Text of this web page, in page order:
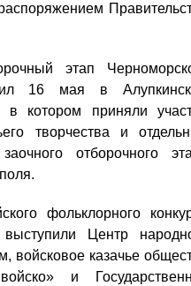
этап
16 мая в
в котором приняли
творчества и
отборочного
фольклорного
Центр
войсковое казачье
и